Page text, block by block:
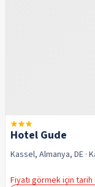
Hotel Gude
Kassel, Almanya, DE ·
Fiyatı görmek için